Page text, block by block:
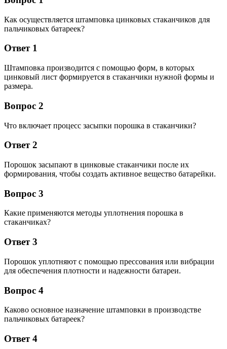
Как осуществляется штамповка цинковых стаканчиков для
пальчиковых батареек?
Ответ 1
Штамповка производится с помощью форм, в которых
цинковый лист формируется в стаканчики нужной формы и
размера.
Вопрос 2
Что включает процесс засыпки порошка в стаканчики?
Ответ 2
Порошок засыпают в цинковые стаканчики после их
формирования, чтобы создать активное вещество батарейки.
Вопрос 3
Какие применяются методы уплотнения порошка в
стаканчиках?
Ответ 3
Порошок уплотняют с помощью прессования или вибрации
для обеспечения плотности и надежности батареи.
Вопрос 4
Каково основное назначение штамповки в производстве
пальчиковых батареек?
Ответ 4